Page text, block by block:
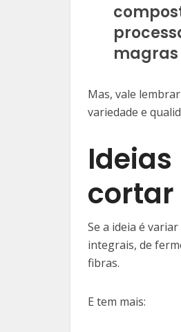
Mas, vale
variedade e
cortar
Se a ideia é
integrais, de
fibras.
E tem mais: